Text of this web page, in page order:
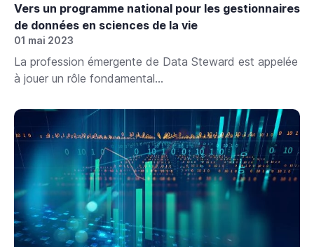
Vers un programme national pour les gestionnaires
de données en sciences de la vie
01 mai 2023
La profession émergente de Data Steward est appelée
à jouer un rôle fondamental...